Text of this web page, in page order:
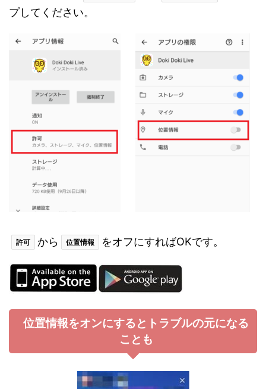
プしてください。
許可 から 位置情報 をオフにすればOKです。
位置情報をオンにするとトラブルの元になる
ことも